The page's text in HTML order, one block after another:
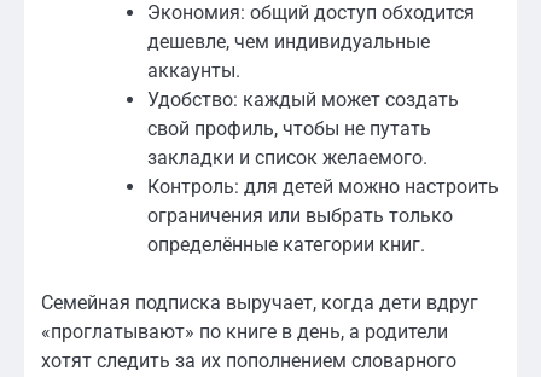
Экономия: общий доступ обходится
дешевле, чем индивидуальные
аккаунты.
Удобство: каждый может создать
свой профиль, чтобы не путать
закладки и список желаемого.
Контроль: для детей можно настроить
ограничения или выбрать только
определённые категории книг.
Семейная подписка выручает, когда дети вдруг
«проглатывают» по книге в день, а родители
хотят следить за их пополнением словарного